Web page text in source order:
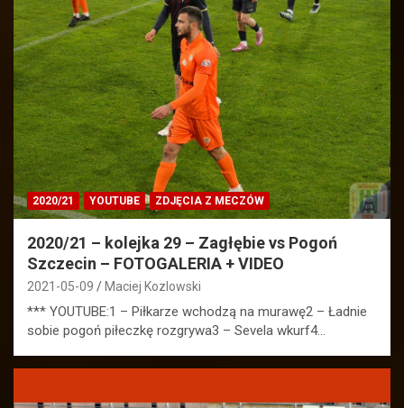
2020/21 YOUTUBE ZDJĘCIA Z MECZÓW
2020/21 – kolejka 29 – Zagłębie vs Pogoń
Szczecin – FOTOGALERIA + VIDEO
2021-05-09 Maciej Kozlowski
*** YOUTUBE:1 – Piłkarze wchodzą na murawę2 – Ładnie
sobie pogoń piłeczkę rozgrywa3 – Sevela wkurf4…